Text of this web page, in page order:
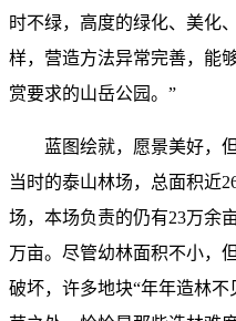
时不绿，高度的绿化、美化
样，营造方法异常完善，能
赏要求的山岳公园。”
蓝图绘就，愿景美好，
当时的泰山林场，总面积近
场，本场负责的仍有23万余
万亩。尽管幼林面积不小，
破坏，许多地块“年年造林